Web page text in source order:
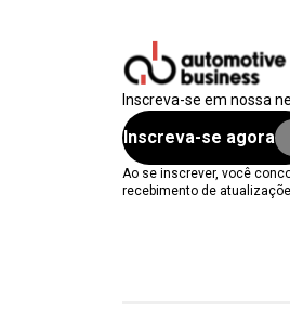
Inscreva-se em nossa
Inscreva-se agora
Ao se inscrever, você
recebimento de